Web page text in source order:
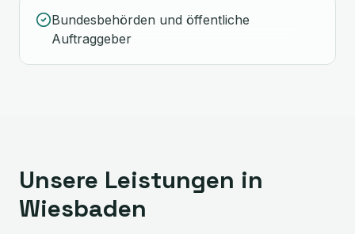
Bundesbehörden und öffentliche
Auftraggeber
Unsere Leistungen in
Wiesbaden